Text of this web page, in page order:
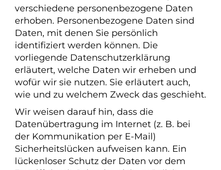
verschiedene personenbezogene Daten
erhoben. Personenbezogene Daten sind
Daten, mit denen Sie persönlich
identifiziert werden können. Die
vorliegende Datenschutzerklärung
erläutert, welche Daten wir erheben und
wofür wir sie nutzen. Sie erläutert auch,
wie und zu welchem Zweck das geschieht.
Wir weisen darauf hin, dass die
Datenübertragung im Internet (z. B. bei
der Kommunikation per E-Mail)
Sicherheitslücken aufweisen kann. Ein
lückenloser Schutz der Daten vor dem